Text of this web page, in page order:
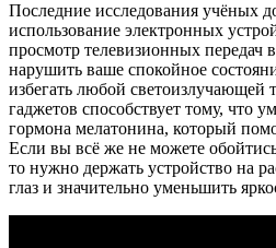
Последние исследования учёных
использование электронных
просмотр телевизионных передач
нарушить ваше спокойное
избегать любой светоизлучающей
гаджетов способствует тому, что
гормона мелатонина, который
Если вы всё же не можете
то нужно держать устройство на
глаз и значительно уменьшить